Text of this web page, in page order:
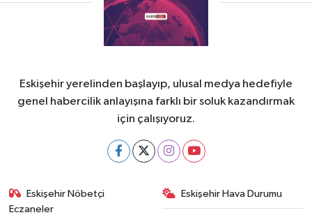
Eskişehir yerelinden başlayıp, ulusal medya hedefiyle
genel habercilik anlayışına farklı bir soluk kazandırmak
için çalışıyoruz.
Eskişehir Nöbetçi
Eczaneler
Eskişehir Hava Durumu